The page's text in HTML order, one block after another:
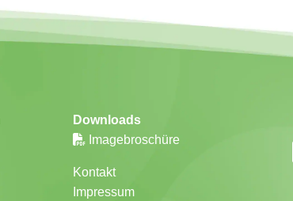
Downloads
Imagebroschüre
Kontakt
Impressum